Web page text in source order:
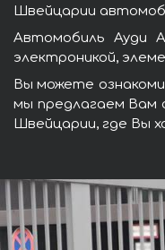
Швейцарии
Автомобиль Ауди
электроникой,
Вы можете
мы предлагаем Вам
Швейцарии, где Вы